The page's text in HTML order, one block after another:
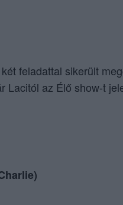
feladattal sikerült
Lacitól az Élő show-t